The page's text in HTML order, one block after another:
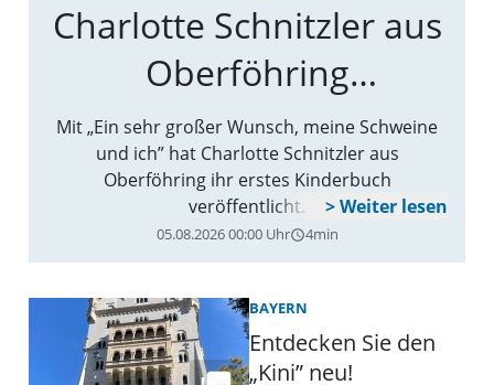
Charlotte Schnitzler aus
Oberföhring
veröffentlicht erstes
Kinderbuch
Mit „Ein sehr großer Wunsch, meine Schweine
und ich” hat Charlotte Schnitzler aus
Oberföhring ihr erstes Kinderbuch
veröffentlicht.
05.08.2026 00:00 Uhrquery_builder4min
BAYERN
Entdecken Sie den
„Kini” neu!